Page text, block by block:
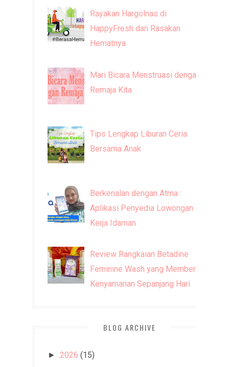
Rayakan Hargolnas di
HappyFresh dan Rasakan
Hematnya
Mari Bicara Menstruasi dengan
Remaja Kita
Tips Lengkap Liburan Ceria
Bersama Anak
Berkenalan dengan Atma :
Aplikasi Penyedia Lowongan
Kerja Idaman
Review Rangkaian Betadine
Feminine Wash yang Memberi
Kenyamanan Sepanjang Hari
BLOG ARCHIVE
► 2026 (15)